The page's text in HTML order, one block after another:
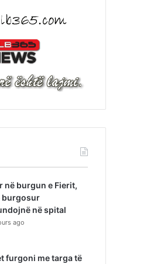
në burgun e Fierit,
burgosur
në spital
ago
furgoni me targa të